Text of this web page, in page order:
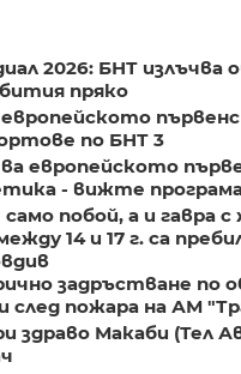
2026: БНТ излъчва
пряко
по БНТ 3
европейското
- вижте
само побой, а и гавра
14 и 17 г. са
задръстване по
пожара на АМ
здраво Макаби (Тел